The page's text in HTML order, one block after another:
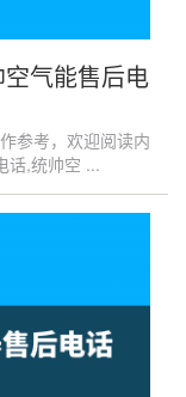
气能售后电
参考，欢迎阅读内
话,统帅空 ...